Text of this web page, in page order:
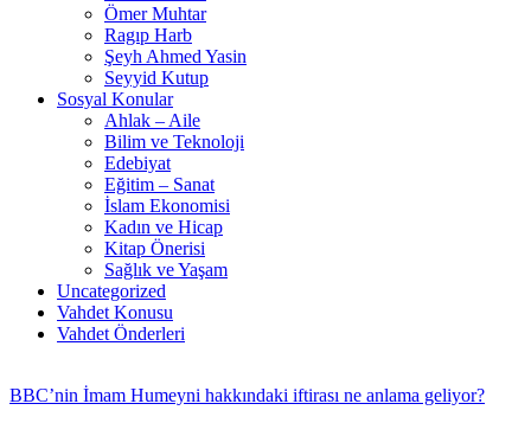
Ömer Muhtar
Ragıp Harb
Şeyh Ahmed Yasin
Seyyid Kutup
Sosyal Konular
Ahlak – Aile
Bilim ve Teknoloji
Edebiyat
Eğitim – Sanat
İslam Ekonomisi
Kadın ve Hicap
Kitap Önerisi
Sağlık ve Yaşam
Uncategorized
Vahdet Konusu
Vahdet Önderleri
BBC’nin İmam Humeyni hakkındaki iftirası ne anlama geliyor?